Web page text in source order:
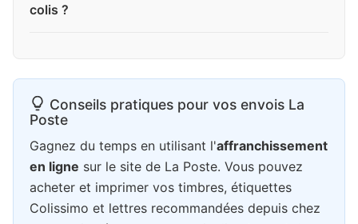
colis ?
Conseils pratiques pour vos envois La
Poste
Gagnez du temps en utilisant l'affranchissement
en ligne sur le site de La Poste. Vous pouvez
acheter et imprimer vos timbres, étiquettes
Colissimo et lettres recommandées depuis chez